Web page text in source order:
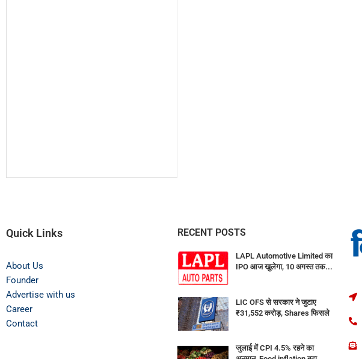
Quick Links
About Us
Founder
Advertise with us
Career
Contact
RECENT POSTS
LAPL Automotive Limited का
IPO आज खुलेगा, 10 अगस्त तक...
LIC OFS से सरकार ने जुटाए
₹31,552 करोड़, Shares फिसले
जुलाई में CPI 4.5% रहने का